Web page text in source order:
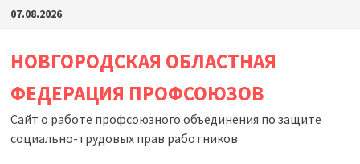
Перейти
содержимому
07.08.2026
НОВГОРОДСКАЯ ОБЛАСТНАЯ
ФЕДЕРАЦИЯ ПРОФСОЮЗОВ
Сайт о работе профсоюзного объединения по защите
социально-трудовых прав работников